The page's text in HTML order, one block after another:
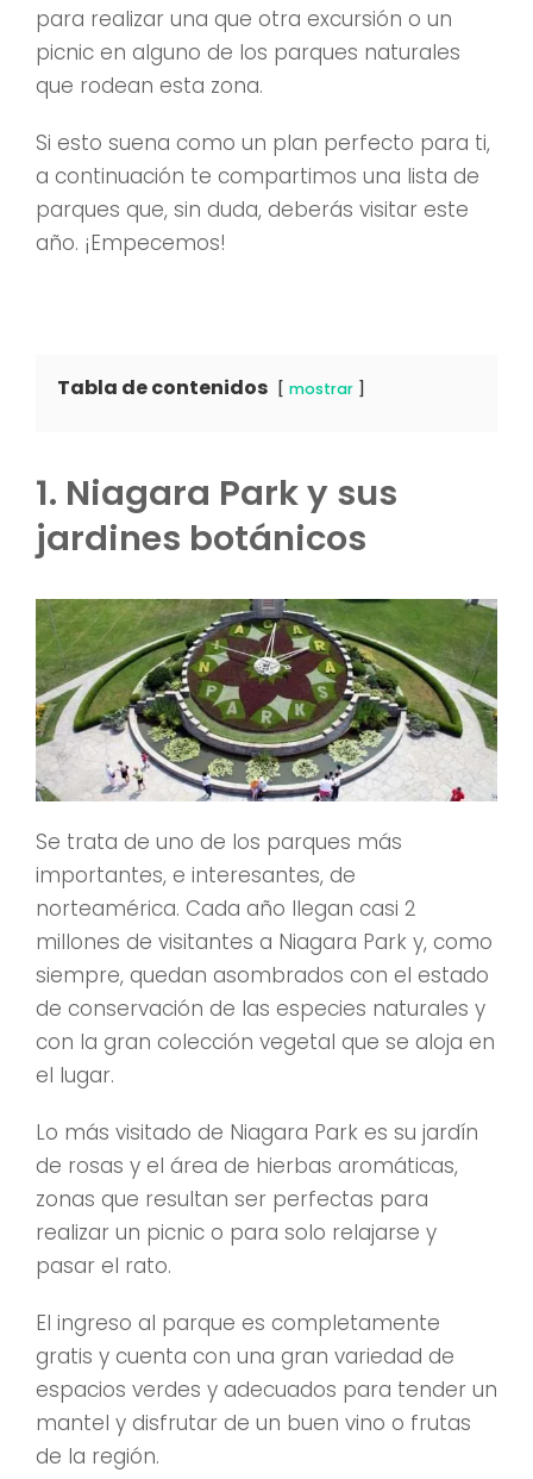
para realizar una que otra excursión o un
picnic en alguno de los parques naturales
que rodean esta zona.
Si esto suena como un plan perfecto para ti,
a continuación te compartimos una lista de
parques que, sin duda, deberás visitar este
año. ¡Empecemos!
Tabla de contenidos mostrar
1. Niagara Park y sus
jardines botánicos
Se trata de uno de los parques más
importantes, e interesantes, de
norteamérica. Cada año llegan casi 2
millones de visitantes a Niagara Park y, como
siempre, quedan asombrados con el estado
de conservación de las especies naturales y
con la gran colección vegetal que se aloja en
el lugar.
Lo más visitado de Niagara Park es su jardín
de rosas y el área de hierbas aromáticas,
zonas que resultan ser perfectas para
realizar un picnic o para solo relajarse y
pasar el rato.
El ingreso al parque es completamente
gratis y cuenta con una gran variedad de
espacios verdes y adecuados para tender un
mantel y disfrutar de un buen vino o frutas
de la región.